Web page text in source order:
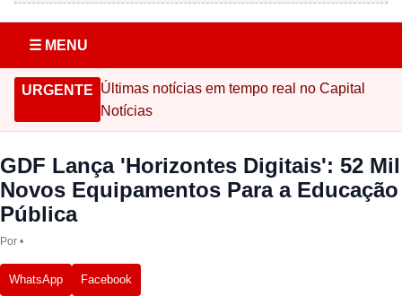
☰ MENU
URGENTE Últimas notícias em tempo real no Capital
Notícias
GDF Lança 'Horizontes Digitais': 52 Mil
Novos Equipamentos Para a Educação
Pública
Por •
WhatsApp Facebook